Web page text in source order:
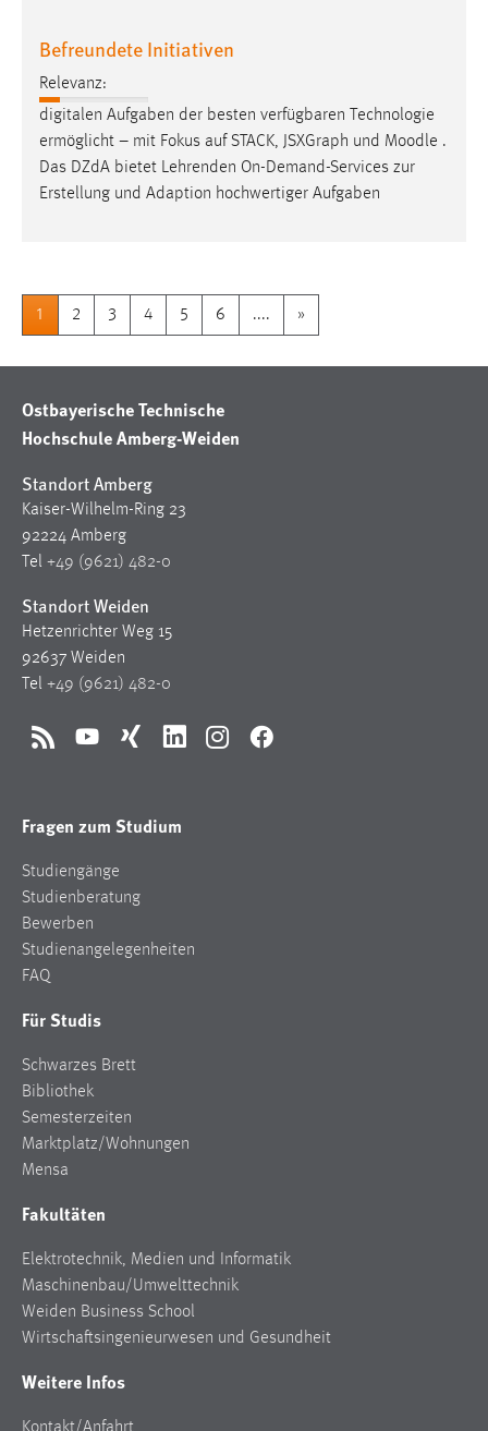
Befreundete Initiativen
Relevanz:
digitalen Aufgaben der besten verfügbaren Technologie
ermöglicht – mit Fokus auf STACK, JSXGraph und Moodle .
Das DZdA bietet Lehrenden On-Demand-Services zur
Erstellung und Adaption hochwertiger Aufgaben
1 2 3 4 5 6 .... »
Ostbayerische Technische
Hochschule Amberg-Weiden
Standort Amberg
Kaiser-Wilhelm-Ring 23
92224 Amberg
Tel +49 (9621) 482-0
Standort Weiden
Hetzenrichter Weg 15
92637 Weiden
Tel +49 (9621) 482-0
RSS YouTubeXing LinkedInInstagramFacebook
Fragen zum Studium
Studiengänge
Studienberatung
Bewerben
Studienangelegenheiten
FAQ
Für Studis
Schwarzes Brett
Bibliothek
Semesterzeiten
Marktplatz/Wohnungen
Mensa
Fakultäten
Elektrotechnik, Medien und Informatik
Maschinenbau/Umwelttechnik
Weiden Business School
Wirtschaftsingenieurwesen und Gesundheit
Weitere Infos